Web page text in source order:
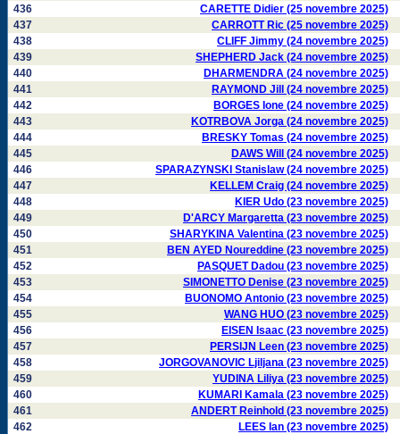
436
CARETTE Didier (25 novembre 2025)
437
CARROTT Ric (25 novembre 2025)
438
CLIFF Jimmy (24 novembre 2025)
439
SHEPHERD Jack (24 novembre 2025)
440
DHARMENDRA (24 novembre 2025)
441
RAYMOND Jill (24 novembre 2025)
442
BORGES Ione (24 novembre 2025)
443
KOTRBOVA Jorga (24 novembre 2025)
444
BRESKY Tomas (24 novembre 2025)
445
DAWS Will (24 novembre 2025)
446
SPARAZYNSKI Stanislaw (24 novembre 2025)
447
KELLEM Craig (24 novembre 2025)
448
KIER Udo (23 novembre 2025)
449
D'ARCY Margaretta (23 novembre 2025)
450
SHARYKINA Valentina (23 novembre 2025)
451
BEN AYED Noureddine (23 novembre 2025)
452
PASQUET Dadou (23 novembre 2025)
453
SIMONETTO Denise (23 novembre 2025)
454
BUONOMO Antonio (23 novembre 2025)
455
WANG HUO (23 novembre 2025)
456
EISEN Isaac (23 novembre 2025)
457
PERSIJN Leen (23 novembre 2025)
458
JORGOVANOVIC Ljiljana (23 novembre 2025)
459
YUDINA Liliya (23 novembre 2025)
460
KUMARI Kamala (23 novembre 2025)
461
ANDERT Reinhold (23 novembre 2025)
462
LEES Ian (23 novembre 2025)